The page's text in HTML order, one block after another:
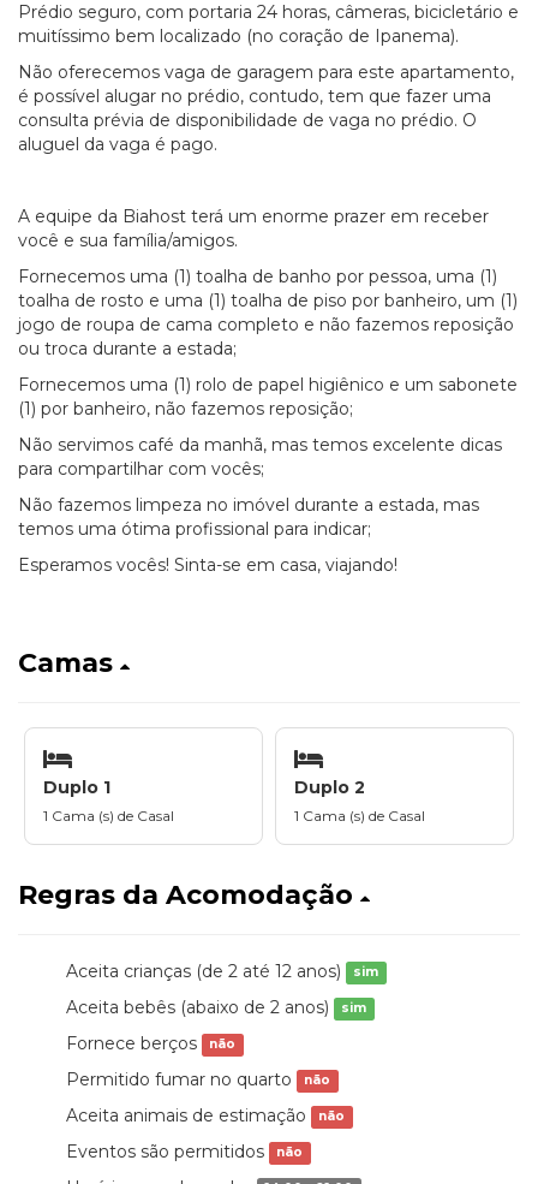
Prédio seguro, com portaria 24 horas, câmeras, bicicletário e
muitíssimo bem localizado (no coração de Ipanema).
Não oferecemos vaga de garagem para este apartamento,
é possível alugar no prédio, contudo, tem que fazer uma
consulta prévia de disponibilidade de vaga no prédio. O
aluguel da vaga é pago.
A equipe da Biahost terá um enorme prazer em receber
você e sua família/amigos.
Fornecemos uma (1) toalha de banho por pessoa, uma (1)
toalha de rosto e uma (1) toalha de piso por banheiro, um (1)
jogo de roupa de cama completo e não fazemos reposição
ou troca durante a estada;
Fornecemos uma (1) rolo de papel higiênico e um sabonete
(1) por banheiro, não fazemos reposição;
Não servimos café da manhã, mas temos excelente dicas
para compartilhar com vocês;
Não fazemos limpeza no imóvel durante a estada, mas
temos uma ótima profissional para indicar;
Esperamos vocês! Sinta-se em casa, viajando!
Camas
Duplo 1
1 Cama (s) de Casal
Duplo 2
1 Cama (s) de Casal
Regras da Acomodação
Aceita crianças (de 2 até 12 anos) sim
Aceita bebês (abaixo de 2 anos) sim
Fornece berços não
Permitido fumar no quarto não
Aceita animais de estimação não
Eventos são permitidos não